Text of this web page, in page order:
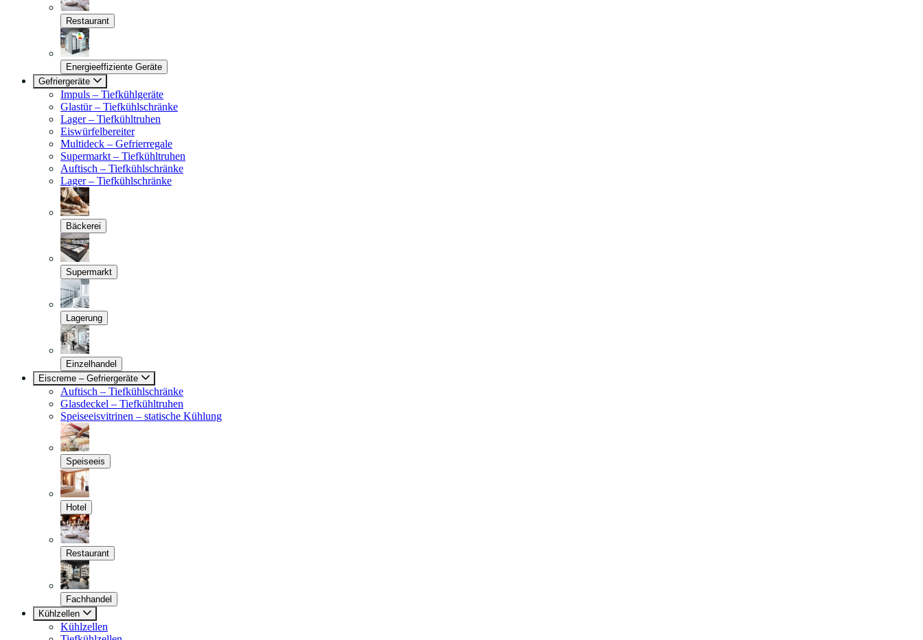
Restaurant
Energieeffiziente Geräte
Gefriergeräte
Impuls – Tiefkühlgeräte
Glastür – Tiefkühlschränke
Lager – Tiefkühltruhen
Eiswürfelbereiter
Multideck – Gefrierregale
Supermarkt – Tiefkühltruhen
Auftisch – Tiefkühlschränke
Lager – Tiefkühlschränke
Bäckerei
Supermarkt
Lagerung
Einzelhandel
Eiscreme – Gefriergeräte
Auftisch – Tiefkühlschränke
Glasdeckel – Tiefkühltruhen
Speiseeisvitrinen – statische Kühlung
Speiseeis
Hotel
Restaurant
Fachhandel
Kühlzellen
Kühlzellen